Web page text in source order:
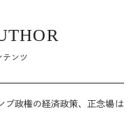
テンツ
プ政権の経済政策、正念場は